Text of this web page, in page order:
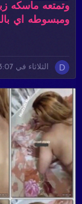
وتمتعه ماسكه
ومبسوطه اي
D الثلاثاء في 13:07